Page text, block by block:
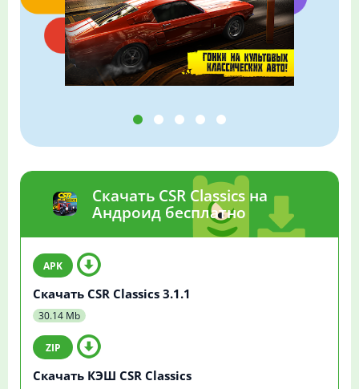
Скачать CSR Classics на
Андроид бесплатно
Скачать CSR Classics 3.1.1
30.14 Mb
Скачать КЭШ CSR Classics